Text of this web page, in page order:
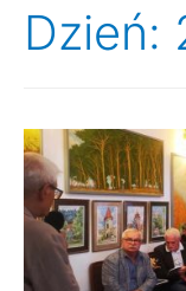
Dzień: